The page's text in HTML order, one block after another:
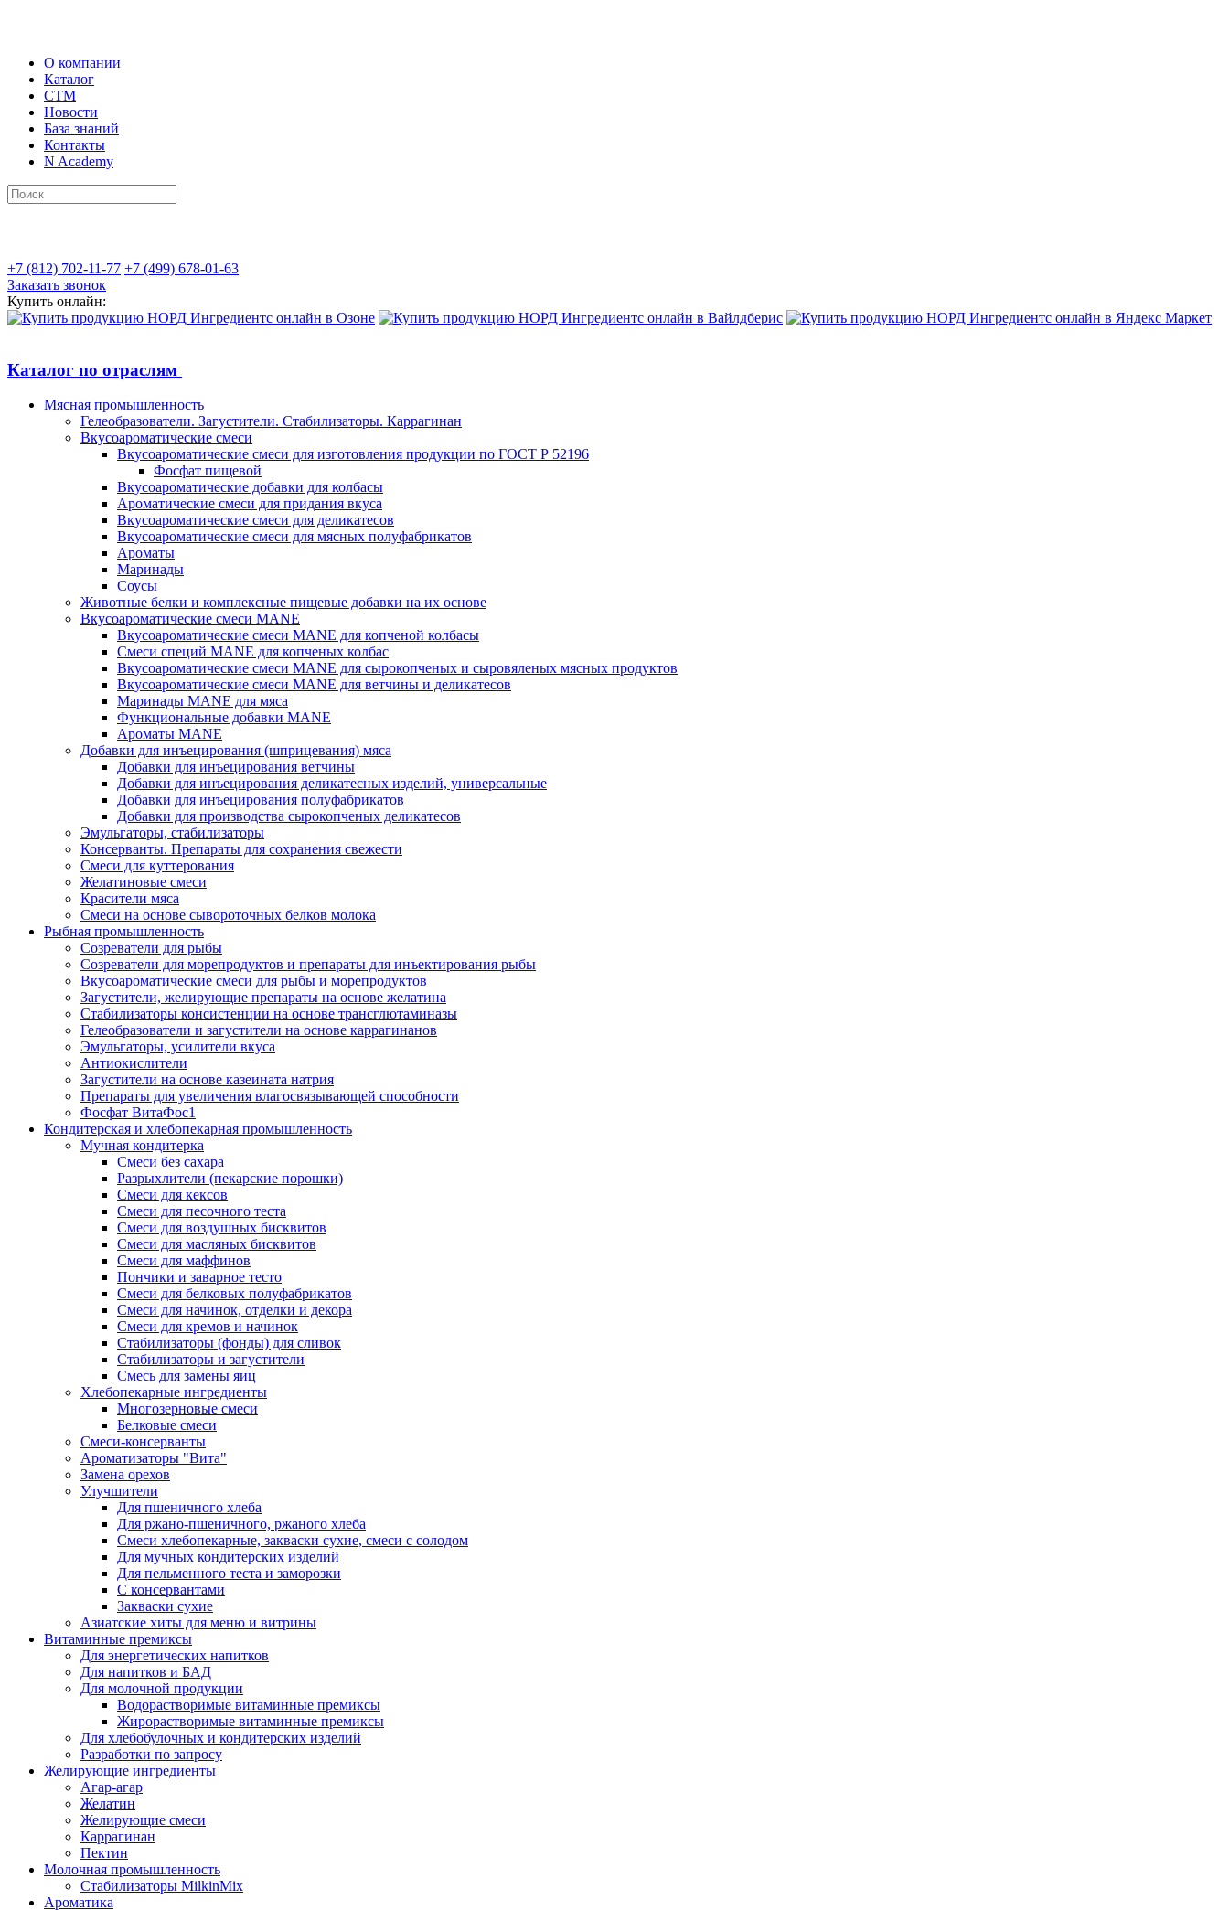
О компании
Каталог
СТМ
Новости
База знаний
Контакты
N Academy
+7 (812) 702-11-77 +7 (499) 678-01-63
Заказать звонок
Купить онлайн:
Каталог по отраслям
Мясная промышленность
Гелеобразователи. Загустители. Стабилизаторы. Каррагинан
Вкусоароматические смеси
Вкусоароматические смеси для изготовления продукции по ГОСТ Р 52196
Фосфат пищевой
Вкусоароматические добавки для колбасы
Ароматические смеси для придания вкуса
Вкусоароматические смеси для деликатесов
Вкусоароматические смеси для мясных полуфабрикатов
Ароматы
Маринады
Соусы
Животные белки и комплексные пищевые добавки на их основе
Вкусоароматические смеси MANE
Вкусоароматические смеси MANE для копченой колбасы
Смеси специй MANE для копченых колбас
Вкусоароматические смеси MANE для сырокопченых и сыровяленых мясных продуктов
Вкусоароматические смеси MANE для ветчины и деликатесов
Маринады MANE для мяса
Функциональные добавки MANE
Ароматы MANE
Добавки для инъецирования (шприцевания) мяса
Добавки для инъецирования ветчины
Добавки для инъецирования деликатесных изделий, универсальные
Добавки для инъецирования полуфабрикатов
Добавки для производства сырокопченых деликатесов
Эмульгаторы, стабилизаторы
Консерванты. Препараты для сохранения свежести
Смеси для куттерования
Желатиновые смеси
Красители мяса
Смеси на основе сывороточных белков молока
Рыбная промышленность
Созреватели для рыбы
Созреватели для морепродуктов и препараты для инъектирования рыбы
Вкусоароматические смеси для рыбы и морепродуктов
Загустители, желирующие препараты на основе желатина
Стабилизаторы консистенции на основе трансглютаминазы
Гелеобразователи и загустители на основе каррагинанов
Эмульгаторы, усилители вкуса
Антиокислители
Загустители на основе казеината натрия
Препараты для увеличения влагосвязывающей способности
Фосфат ВитаФос1
Кондитерская и хлебопекарная промышленность
Мучная кондитерка
Смеси без сахара
Разрыхлители (пекарские порошки)
Смеси для кексов
Смеси для песочного теста
Смеси для воздушных бисквитов
Смеси для масляных бисквитов
Смеси для маффинов
Пончики и заварное тесто
Cмеси для белковых полуфабрикатов
Смеси для начинок, отделки и декора
Смеси для кремов и начинок
Стабилизаторы (фонды) для сливок
Стабилизаторы и загустители
Смесь для замены яиц
Хлебопекарные ингредиенты
Многозерновые смеси
Белковые смеси
Смеси-консерванты
Ароматизаторы "Вита"
Замена орехов
Улучшители
Для пшеничного хлеба
Для ржано-пшеничного, ржаного хлеба
Смеси хлебопекарные, закваски сухие, смеси с солодом
Для мучных кондитерских изделий
Для пельменного теста и заморозки
С консервантами
Закваски сухие
Азиатские хиты для меню и витрины
Витаминные премиксы
Для энергетических напитков
Для напитков и БАД
Для молочной продукции
Водорастворимые витаминные премиксы
Жирорастворимые витаминные премиксы
Для хлебобулочных и кондитерских изделий
Разработки по запросу
Желирующие ингредиенты
Агар-агар
Желатин
Желирующие смеси
Каррагинан
Пектин
Молочная промышленность
Стабилизаторы MilkinMix
Ароматика